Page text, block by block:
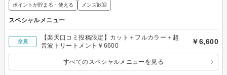
ポイントが貯まる・使える メンズ歓迎
スペシャルメニュー
全員
【楽天口コミ投稿限定】カット＋フルカラー＋超
音波トリートメント￥6600
￥6,600
すべてのスペシャルメニューを見る